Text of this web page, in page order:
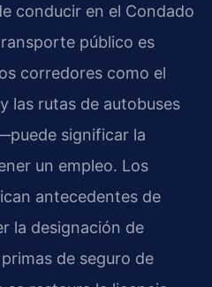
conducir en el Condado
público es
corredores como el
las rutas de autobuses
significar la
un empleo. Los
antecedentes de
la designación de
de seguro de